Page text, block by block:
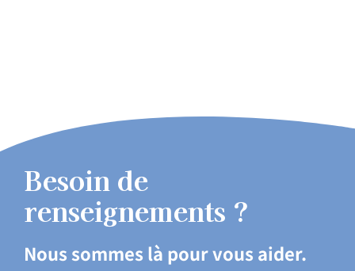
Besoin de
renseignements ?
Nous sommes là pour vous aider.